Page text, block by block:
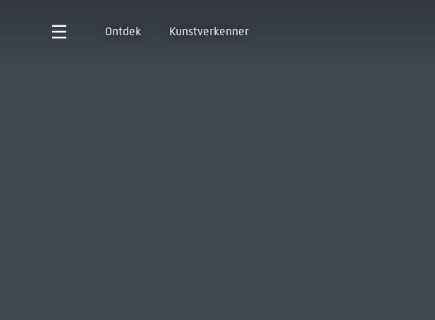
Ontdek Kunstverkenner